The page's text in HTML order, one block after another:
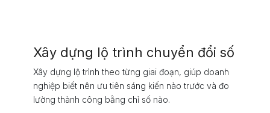
Xây dựng lộ trình chuyển đổi số
Xây dựng lộ trình theo từng giai đoạn, giúp doanh
nghiệp biết nên ưu tiên sáng kiến nào trước và đo
lường thành công bằng chỉ số nào.